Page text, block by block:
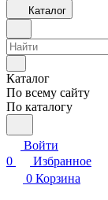
Каталог
Каталог
По всему сайту
По каталогу
Войти
0
Избранное
0 Корзина